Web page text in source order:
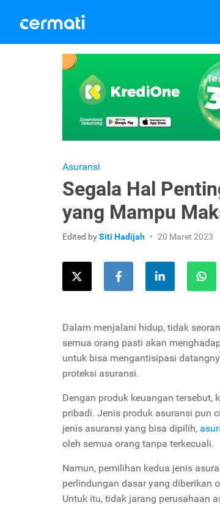
Asuransi
Segala Hal
yang Mampu
Edited bySiti Hadijah 20 Maret 2023
Dalam menjalani hidup, tidak
semua orang pasti akan
untuk bisa mengantisipasi
proteksi asuransi.
Dengan produk keuangan
pribadi. Jenis produk asuransi pun
jenis asuransi yang bisa dipilih,
oleh semua orang tanpa terkecuali.
Namun, pemilihan kedua jenis
perlindungan dasar yang diberikan
Untuk itu, tidak jarang perusahaan